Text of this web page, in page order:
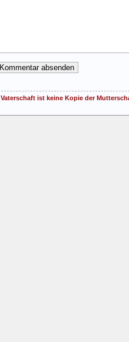
Vaterschaft ist keine Kopie der